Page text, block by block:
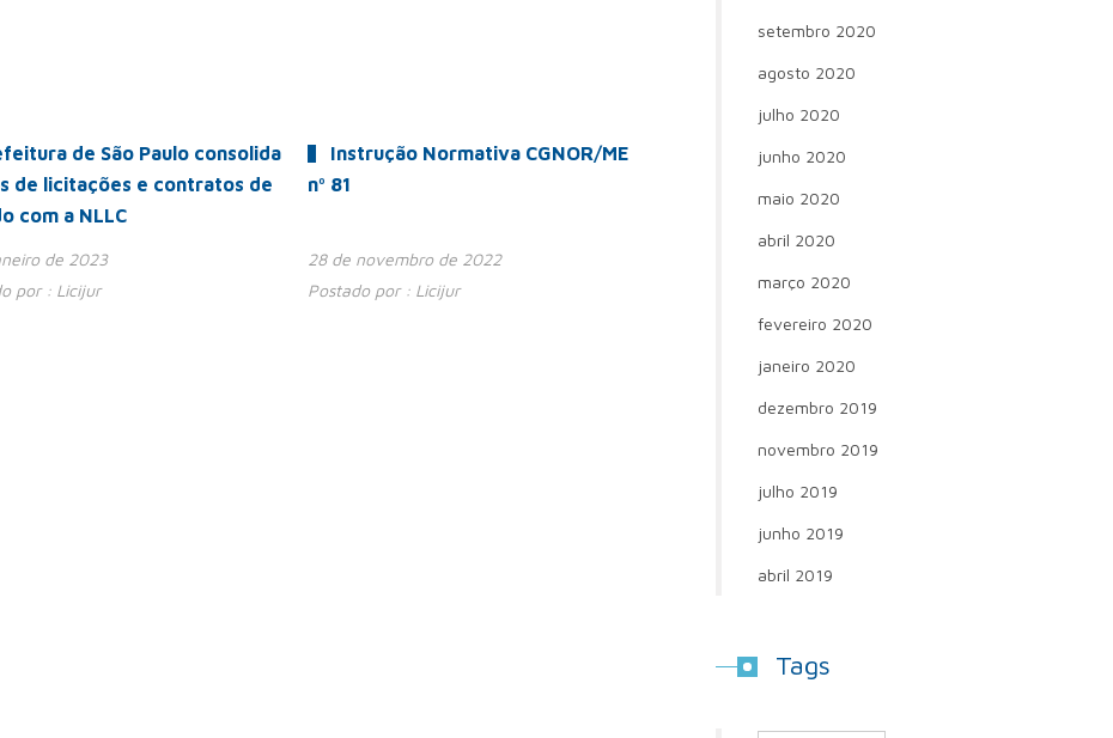
de São Paulo consolida
de licitações e contratos de
com a NLLC
de 2023
por : Licijur
Instrução Normativa CGNOR/ME
nº 81
28 de novembro de 2022
Postado por : Licijur
setembro 2020
agosto 2020
julho 2020
junho 2020
maio 2020
abril 2020
março 2020
fevereiro 2020
janeiro 2020
dezembro 2019
novembro 2019
julho 2019
junho 2019
abril 2019
Tags